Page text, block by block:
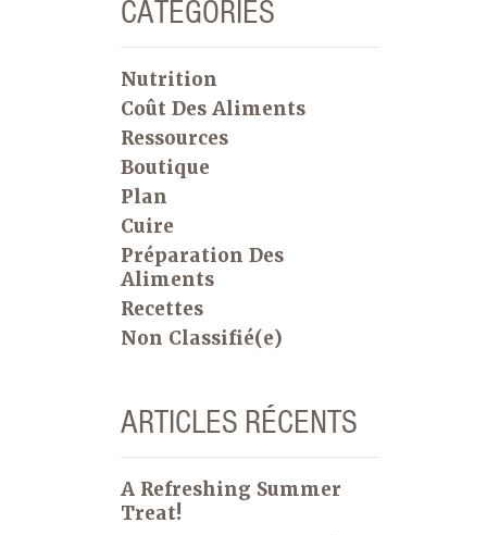
CATÉGORIES
Nutrition
Coût Des Aliments
Ressources
Boutique
Plan
Cuire
Préparation Des
Aliments
Recettes
Non Classifié(e)
ARTICLES RÉCENTS
A Refreshing Summer
Treat!